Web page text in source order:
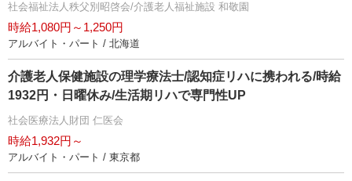
社会福祉法人秩父別昭啓会/介護老人福祉施設 和敬園
時給1,080円～1,250円
アルバイト・パート / 北海道
介護老人保健施設の理学療法士/認知症リハに携われる/時給
1932円・日曜休み/生活期リハで専門性UP
社会医療法人財団 仁医会
時給1,932円～
アルバイト・パート / 東京都